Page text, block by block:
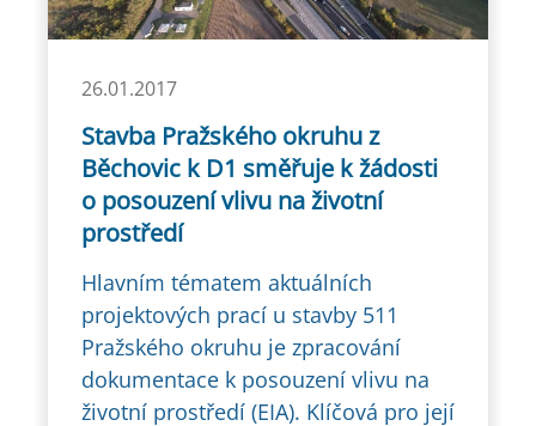
26.01.2017
Stavba Pražského okruhu z
Běchovic k D1 směřuje k žádosti
o posouzení vlivu na životní
prostředí
Hlavním tématem aktuálních
projektových prací u stavby 511
Pražského okruhu je zpracování
dokumentace k posouzení vlivu na
životní prostředí (EIA). Klíčová pro její